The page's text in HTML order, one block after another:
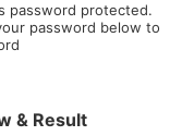
password protected.
password below to
& Result